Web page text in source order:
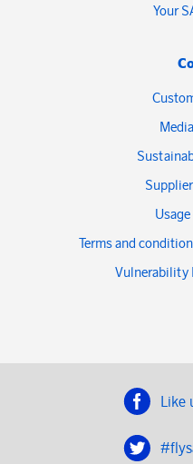
Your
Terms and
Vulnerability
Like